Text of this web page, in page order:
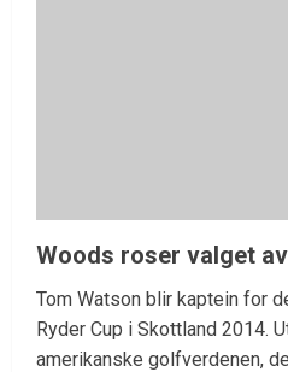
Woods roser valget
Tom Watson blir kaptein for
Ryder Cup i Skottland 2014.
amerikanske golfverdenen,